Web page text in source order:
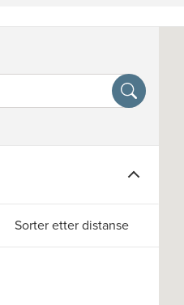
Sorter etter distanse